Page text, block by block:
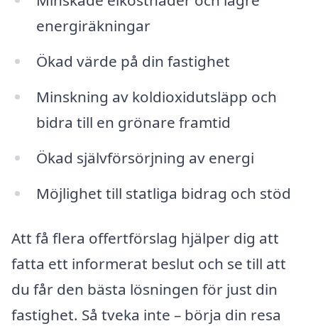
energiräkningar
Ökad värde på din fastighet
Minskning av koldioxidutsläpp och
bidra till en grönare framtid
Ökad självförsörjning av energi
Möjlighet till statliga bidrag och stöd
Att få flera offertförslag hjälper dig att
fatta ett informerat beslut och se till att
du får den bästa lösningen för just din
fastighet. Så tveka inte – börja din resa